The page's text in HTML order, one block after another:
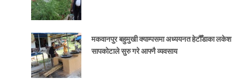
मकवानपुर बहुमुखी क्याम्पसमा अध्ययनत हेटौँडाका लकेश
सापकोटाले सुरु गरे आफ्नै व्यवसाय